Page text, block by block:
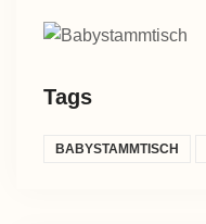
Tags
BABYSTAMMTISCH